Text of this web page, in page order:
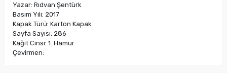
Yazar: Rıdvan Şentürk
Basım Yılı: 2017
Kapak Türü: Karton Kapak
Sayfa Sayısı: 286
Kağıt Cinsi: 1. Hamur
Çevirmen: